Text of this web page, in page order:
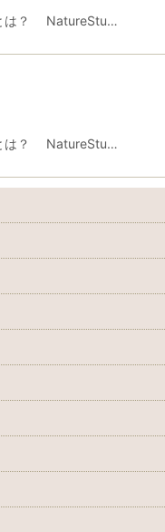
は？ NatureStu…
は？ NatureStu…